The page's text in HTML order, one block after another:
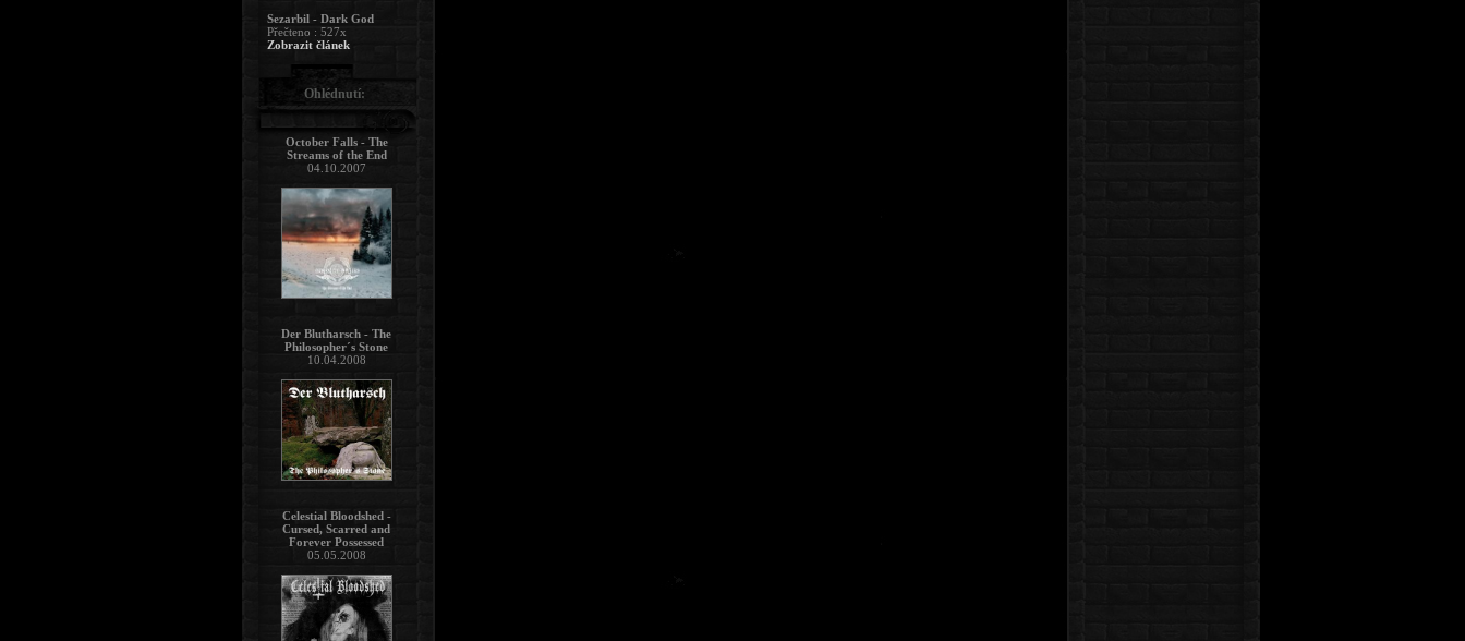
Sezarbil - Dark God
Přečteno : 527x
Zobrazit článek
Ohlédnutí:
October Falls - The
Streams of the End
04.10.2007
Der Blutharsch - The
Philosopher´s Stone
10.04.2008
Celestial Bloodshed -
Cursed, Scarred and
Forever Possessed
05.05.2008